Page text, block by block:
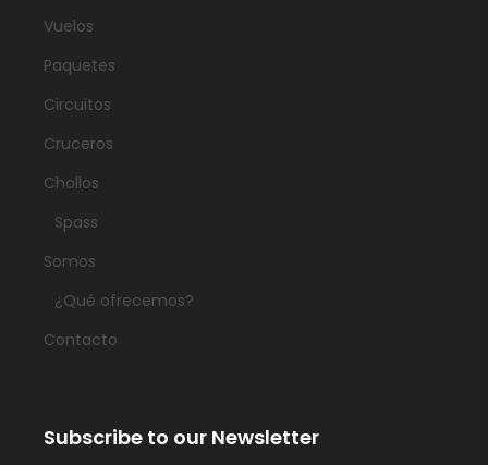
Vuelos
Paquetes
Circuitos
Cruceros
Chollos
Spass
Somos
¿Qué ofrecemos?
Contacto
Subscribe to our Newsletter